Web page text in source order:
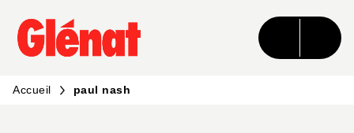
MENU RECHERCHE CONTENU
PIED DE PAGE
Accueil paul nash